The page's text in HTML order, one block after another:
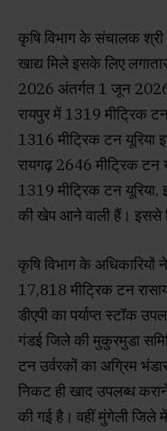
कृषि विभाग के संचालक श्री
खाद्य मिले इसके लिए
2026 अंतर्गत 1 जून 2026
रायपुर में 1319 मीट्रिक
1316 मीट्रिक टन यूरिया
रायगढ़ 2646 मीट्रिक टन
1319 मीट्रिक टन
की खेप आने वाली हैं। इससे
कृषि विभाग के अधिकारियों
17,818 मीट्रिक टन
डीएपी का पर्याप्त स्टॉक
गंडई जिले की मुकुरमुडा
टन उर्वरकों का अग्रिम
निकट ही खाद उपलब्ध
की गई है। वहीं मुंगेली जिले